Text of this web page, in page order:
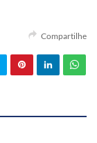
Compartilhe